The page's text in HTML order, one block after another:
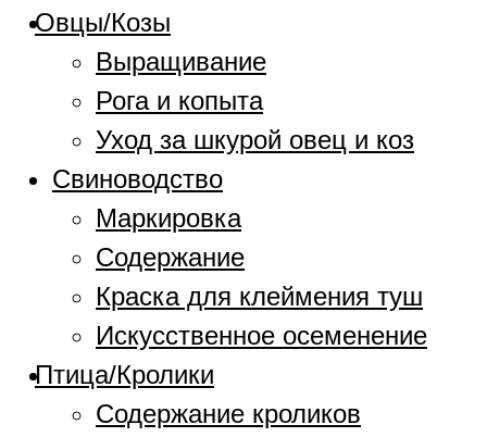
Овцы/Козы
Выращивание
Рога и копыта
Уход за шкурой овец и коз
Свиноводство
Маркировка
Содержание
Краска для клеймения туш
Искусственное осеменение
Птица/Кролики
Содержание кроликов